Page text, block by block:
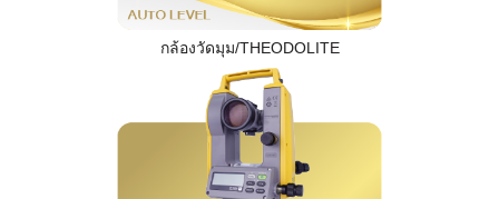
กล้องวัดมุม/THEODOLITE